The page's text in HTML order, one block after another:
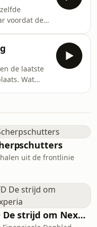
vop
scènes zijn
van
geen
voordat de
van de
altijd
zijn
van
geen
de laatste
Wat
bleef
Deze
en
De fictieve
verslagen
uit de frontlinie
FD De strijd om Nexperia